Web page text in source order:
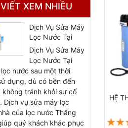
HỆ
XEM NHIỀU
Dịch Vụ Sửa Máy
Lọc Nước Tại
Nhà
Dịch Vụ Sửa Máy
Lọc Nước Tại
nước sau một thời
dụng, dù có bền đến
không tránh khỏi sự cố
Dịch vụ sửa máy lọc
của lọc nước Thăng
quý khách khắc phục